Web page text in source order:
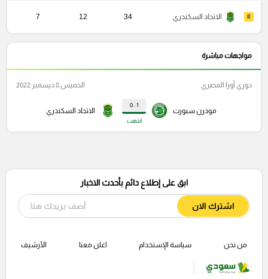
8 الاتحاد السكندري 34
12
7
مواجهات مباشرة
مودرن سبورت
1 : 0
انتهت
الاتحاد السكندري
دوري أورا المصري الخميس 8 ديسمبر 2022
ابق على إطلاع دائم بأحدث الاخبار
اشترك الان
من نحن سياسة الإستخدام اعلن معنا الأرشيف